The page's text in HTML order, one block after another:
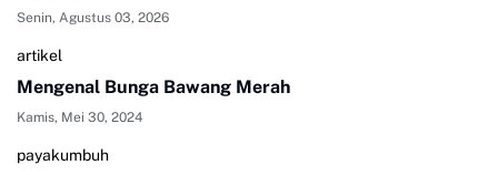
Senin, Agustus 03, 2026
artikel
Mengenal Bunga Bawang Merah
Kamis, Mei 30, 2024
payakumbuh